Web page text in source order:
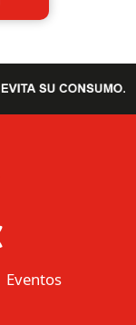
Eventos